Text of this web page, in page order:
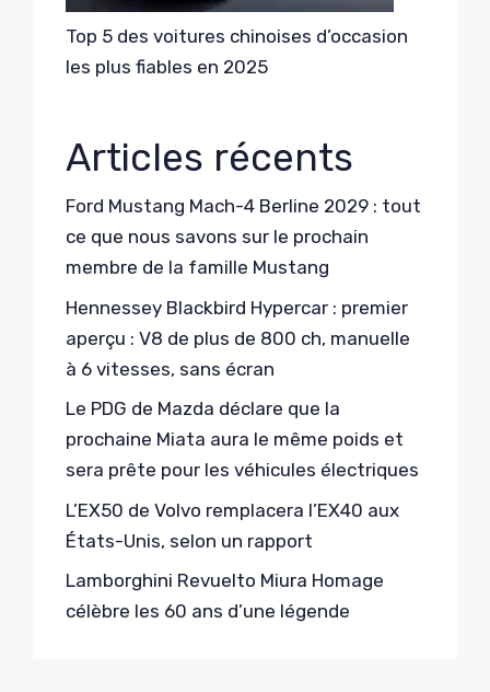
Top 5 des voitures chinoises d’occasion
les plus fiables en 2025
Articles récents
Ford Mustang Mach-4 Berline 2029 : tout
ce que nous savons sur le prochain
membre de la famille Mustang
Hennessey Blackbird Hypercar : premier
aperçu : V8 de plus de 800 ch, manuelle
à 6 vitesses, sans écran
Le PDG de Mazda déclare que la
prochaine Miata aura le même poids et
sera prête pour les véhicules électriques
L’EX50 de Volvo remplacera l’EX40 aux
États-Unis, selon un rapport
Lamborghini Revuelto Miura Homage
célèbre les 60 ans d’une légende